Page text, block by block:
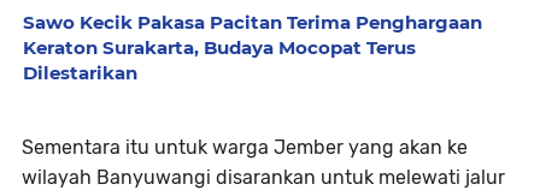
Sawo Kecik Pakasa Pacitan Terima Penghargaan
Keraton Surakarta, Budaya Mocopat Terus
Dilestarikan
Sementara itu untuk warga Jember yang akan ke
wilayah Banyuwangi disarankan untuk melewati jalur